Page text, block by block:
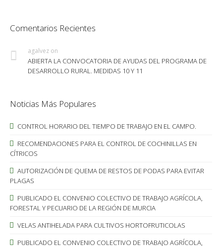
Comentarios Recientes
agalvez on
ABIERTA LA CONVOCATORIA DE AYUDAS DEL PROGRAMA DE
DESARROLLO RURAL. MEDIDAS 10 Y 11
Noticias Más Populares
CONTROL HORARIO DEL TIEMPO DE TRABAJO EN EL CAMPO.
RECOMENDACIONES PARA EL CONTROL DE COCHINILLAS EN
CÍTRICOS
AUTORIZACIÓN DE QUEMA DE RESTOS DE PODAS PARA EVITAR
PLAGAS
PUBLICADO EL CONVENIO COLECTIVO DE TRABAJO AGRÍCOLA,
FORESTAL Y PECUARIO DE LA REGIÓN DE MURCIA
VELAS ANTIHELADA PARA CULTIVOS HORTOFRUTICOLAS
PUBLICADO EL CONVENIO COLECTIVO DE TRABAJO AGRÍCOLA,